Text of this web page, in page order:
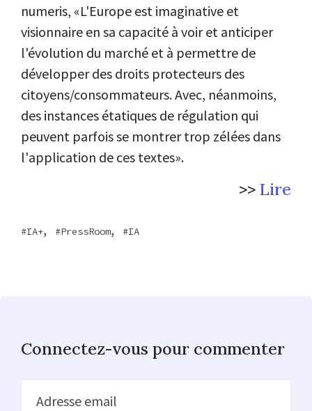
numeris, «L'Europe est imaginative et
visionnaire en sa capacité à voir et anticiper
l'évolution du marché et à permettre de
développer des droits protecteurs des
citoyens/consommateurs. Avec, néanmoins,
des instances étatiques de régulation qui
peuvent parfois se montrer trop zélées dans
l'application de ces textes».
>> Lire
IA+, PressRoom, IA
Connectez-vous pour commenter
Adresse email